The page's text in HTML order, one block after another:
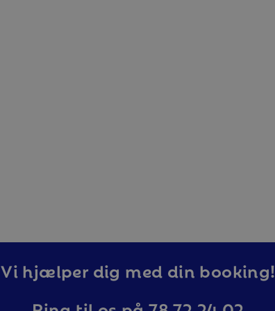
Vi hjælper dig med din booking!